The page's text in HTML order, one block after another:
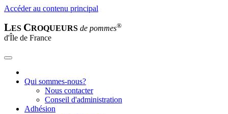
Accéder au contenu principal
LES CROQUEURS de pommes®
d'Île de France
Qui sommes-nous?
Nous contacter
Conseil d'administration
Adhésion